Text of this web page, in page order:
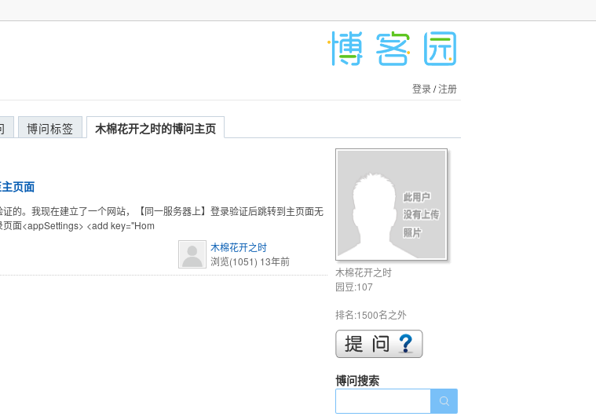
登录/注册
博问标签 木棉花开之时的博问主页
页面
的。我现在建立了一个网站，【同一服务器上】登录验证后跳转到主页面无
面<appSettings> <add key="Hom
木棉花开之时
浏览(1051) 13年前
木棉花开之时
园豆:107
排名:1500名之外
博问搜索